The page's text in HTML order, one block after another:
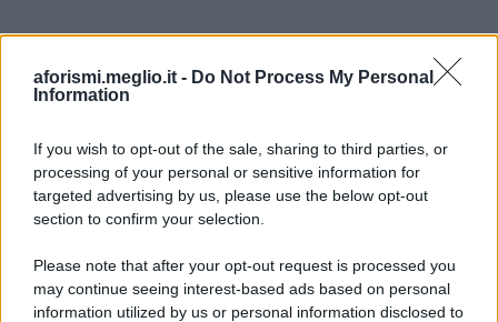
aforismi.meglio.it - Do Not Process My Personal
Information
If you wish to opt-out of the sale, sharing to third parties, or
processing of your personal or sensitive information for
targeted advertising by us, please use the below opt-out
section to confirm your selection.
Please note that after your opt-out request is processed you
may continue seeing interest-based ads based on personal
information utilized by us or personal information disclosed to
Ricevi LE FRASI PIÙ BELLE via e-mail
E-mail